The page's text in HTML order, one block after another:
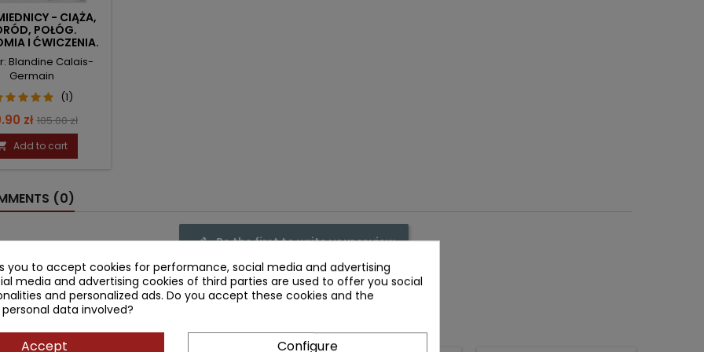
- CIĄŻA,
POŁÓG.
I ĆWICZENIA.
Blandine Calais-
Germain
(1)
zł Regular
price
105.00 zł
Add to cart
(0)
Be the first to write your review
purchased together
you to accept cookies for performance, social media and advertising
media and advertising cookies of third parties are used to offer you social
and personalized ads. Do you accept these cookies and the
data involved?
Accept Configure